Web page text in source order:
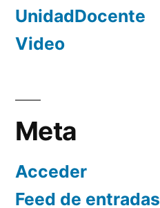
UnidadDocente
Video
Meta
Acceder
Feed de entradas